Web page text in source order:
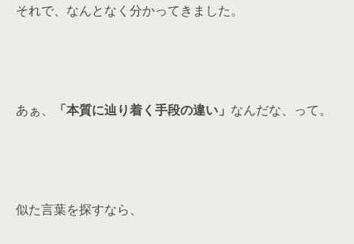
それで、なんとなく分かってきました。
あぁ、 「本質に辿り着く手段の違い」 なんだな、って。
似た言葉を探すなら、